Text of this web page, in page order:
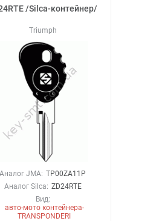
/Silca-контейнер/
Triumph
Аналог JMA: TP00ZA11P
Аналог Silca: ZD24RTE
Вид:
авто-мото контейнера-
TRANSPONDERI